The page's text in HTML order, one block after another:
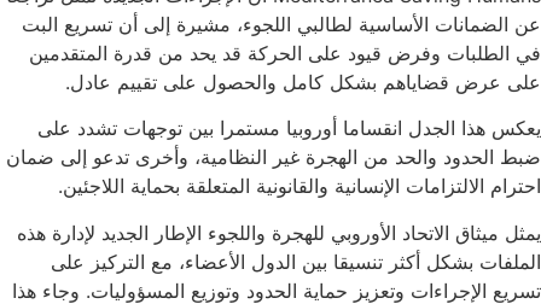
عن الضمانات الأساسية لطالبي اللجوء، مشيرة إلى أن تسريع البت
في الطلبات وفرض قيود على الحركة قد يحد من قدرة المتقدمين
على عرض قضاياهم بشكل كامل والحصول على تقييم عادل.
يعكس هذا الجدل انقساما أوروبيا مستمرا بين توجهات تشدد على
ضبط الحدود والحد من الهجرة غير النظامية، وأخرى تدعو إلى ضمان
احترام الالتزامات الإنسانية والقانونية المتعلقة بحماية اللاجئين.
يمثل ميثاق الاتحاد الأوروبي للهجرة واللجوء الإطار الجديد لإدارة هذه
الملفات بشكل أكثر تنسيقا بين الدول الأعضاء، مع التركيز على
تسريع الإجراءات وتعزيز حماية الحدود وتوزيع المسؤوليات. وجاء هذا